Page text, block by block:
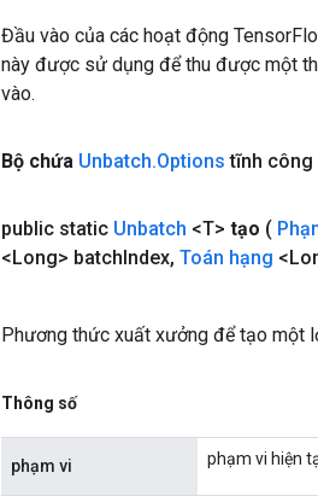
Đầu vào của các hoạt động
này được sử dụng để thu được một
vào.
Bộ chứa Unbatch.Options tĩnh công
public static Unbatch <T> tạo (
<Long> batchIndex, Toán hạng
Phương thức xuất xưởng để tạo một
Thông số
phạm vi phạm vi hiện